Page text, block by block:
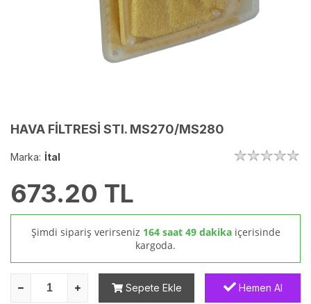
HAVA FİLTRESİ STI. MS270/MS280
Marka: İtal
673.20 TL
Şimdi sipariş verirseniz 164 saat 49 dakika içerisinde
kargoda.
Sepete Ekle Hemen Al